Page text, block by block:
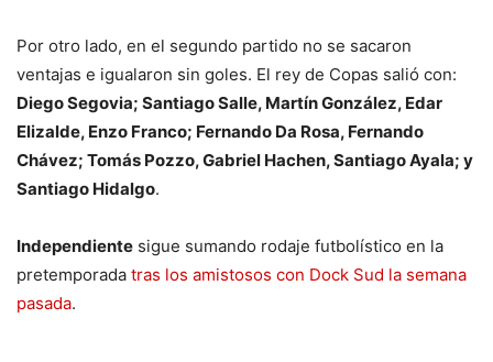
Por otro lado, en el segundo partido no se sacaron
ventajas e igualaron sin goles. El rey de Copas salió con:
Diego Segovia; Santiago Salle, Martín González, Edar
Elizalde, Enzo Franco; Fernando Da Rosa, Fernando
Chávez; Tomás Pozzo, Gabriel Hachen, Santiago Ayala; y
Santiago Hidalgo.
Independiente sigue sumando rodaje futbolístico en la
pretemporada tras los amistosos con Dock Sud la semana
pasada.